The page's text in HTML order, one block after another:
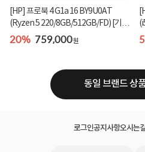
[HP] 프로북 4 G1a 16 BY9U0AT
(Ryzen 5 220/8GB/512GB/FD) [기본
제품]★컴퓨존 단독...
20% 759,000원
[
동일 브랜드 상
로그인공지사항오시는길